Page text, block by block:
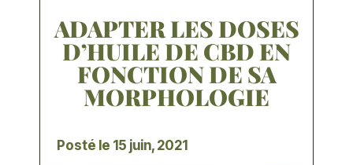
ADAPTER LES DOSES
D’HUILE DE CBD EN
FONCTION DE SA
MORPHOLOGIE
Posté le 15 juin, 2021